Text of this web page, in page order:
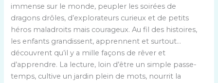
immense sur le monde, peupler les soirées de
dragons drôles, d’explorateurs curieux et de petits
héros maladroits mais courageux. Au fil des histoires,
les enfants grandissent, apprennent et surtout…
découvrent qu’il y a mille façons de rêver et
d’apprendre. La lecture, loin d’être un simple passe-
temps, cultive un jardin plein de mots, nourrit la